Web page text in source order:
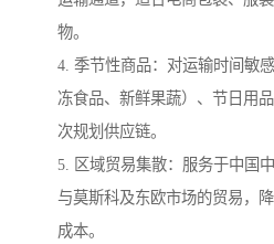
物。
4. 季节性商品：对运输时间敏
冻食品、新鲜果蔬）、节日用
次规划供应链。
5. 区域贸易集散：服务于中国
与莫斯科及东欧市场的贸易，
成本。